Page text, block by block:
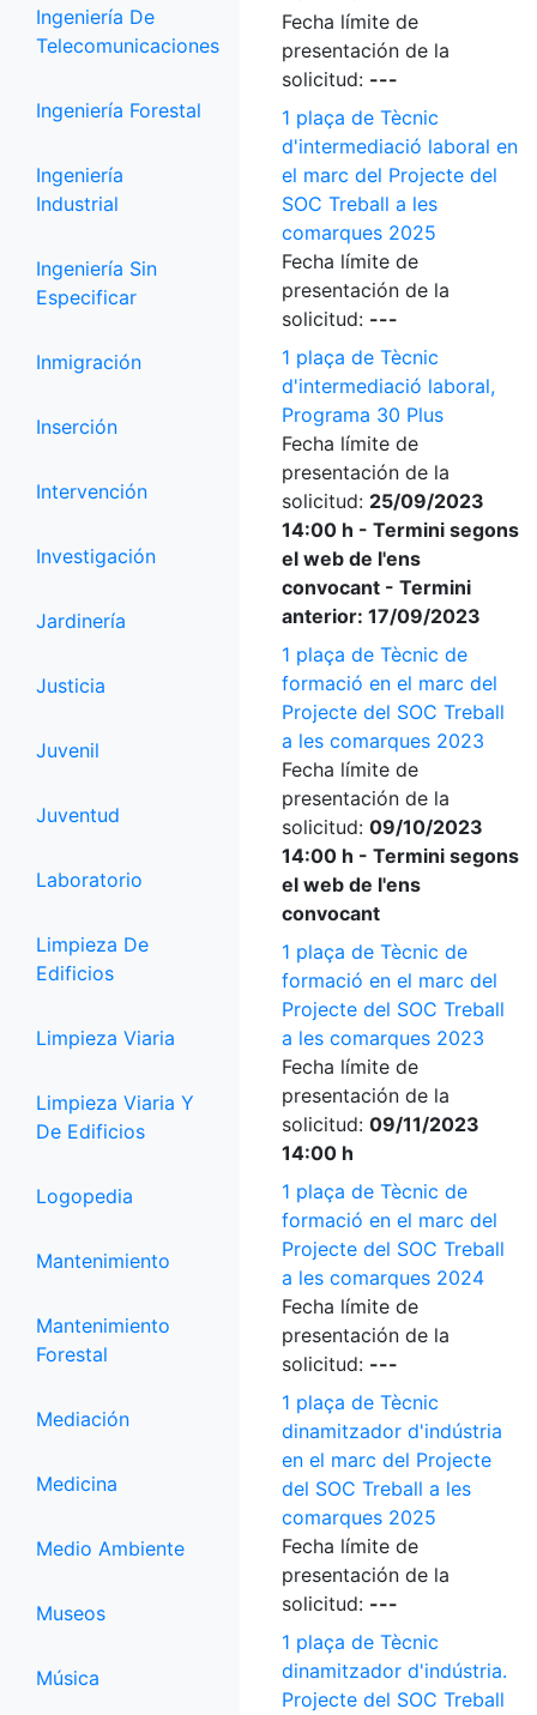
Ingeniería De
Telecomunicaciones
Ingeniería Forestal
Ingeniería
Industrial
Ingeniería Sin
Especificar
Inmigración
Inserción
Intervención
Investigación
Jardinería
Justicia
Juvenil
Juventud
Laboratorio
Limpieza De
Edificios
Limpieza Viaria
Limpieza Viaria Y
De Edificios
Logopedia
Mantenimiento
Mantenimiento
Forestal
Mediación
Medicina
Medio Ambiente
Museos
Música
Fecha límite de
presentación de la
solicitud: ---
1 plaça de Tècnic
d'intermediació laboral en
el marc del Projecte del
SOC Treball a les
comarques 2025
Fecha límite de
presentación de la
solicitud: ---
1 plaça de Tècnic
d'intermediació laboral,
Programa 30 Plus
Fecha límite de
presentación de la
solicitud: 25/09/2023
14:00 h - Termini segons
el web de l'ens
convocant - Termini
anterior: 17/09/2023
1 plaça de Tècnic de
formació en el marc del
Projecte del SOC Treball
a les comarques 2023
Fecha límite de
presentación de la
solicitud: 09/10/2023
14:00 h - Termini segons
el web de l'ens
convocant
1 plaça de Tècnic de
formació en el marc del
Projecte del SOC Treball
a les comarques 2023
Fecha límite de
presentación de la
solicitud: 09/11/2023
14:00 h
1 plaça de Tècnic de
formació en el marc del
Projecte del SOC Treball
a les comarques 2024
Fecha límite de
presentación de la
solicitud: ---
1 plaça de Tècnic
dinamitzador d'indústria
en el marc del Projecte
del SOC Treball a les
comarques 2025
Fecha límite de
presentación de la
solicitud: ---
1 plaça de Tècnic
dinamitzador d'indústria.
Projecte del SOC Treball